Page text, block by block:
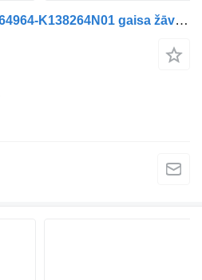
Mercedes-Benz A0014464964-K138264N01 gaisa žāvētājs paredzēts Mercedes-Benz Actros Mp2 Actros Mp3 Atego Axor kravas automašīnas